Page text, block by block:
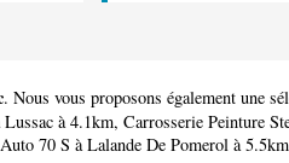
. Nous vous proposons également une
Lussac à 4.1km, Carrosserie Peinture
Auto 70 S à Lalande De Pomerol à